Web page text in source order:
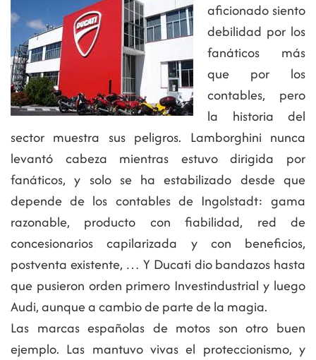
aficionado siento
debilidad por los
fanáticos más
que por los
contables, pero
la historia del
sector muestra sus peligros. Lamborghini nunca
levantó cabeza mientras estuvo dirigida por
fanáticos, y solo se ha estabilizado desde que
depende de los contables de Ingolstadt: gama
razonable, producto con fiabilidad, red de
concesionarios capilarizada y con beneficios,
postventa existente, … Y Ducati dio bandazos hasta
que pusieron orden primero Investindustrial y luego
Audi, aunque a cambio de parte de la magia.
Las marcas españolas de motos son otro buen
ejemplo. Las mantuvo vivas el proteccionismo, y